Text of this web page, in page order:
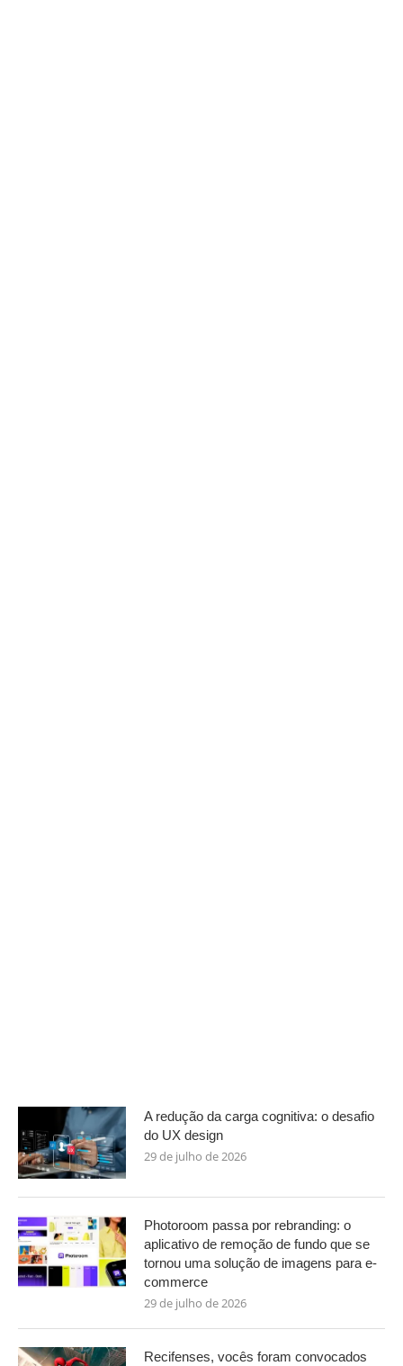
A redução da carga cognitiva: o desafio
do UX design
29 de julho de 2026
Photoroom passa por rebranding: o
aplicativo de remoção de fundo que se
tornou uma solução de imagens para e-
commerce
29 de julho de 2026
Recifenses, vocês foram convocados